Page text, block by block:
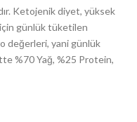
Ketojenik diyet, yüksek
günlük tüketilen
değerleri, yani günlük
%70 Yağ, %25 Protein,